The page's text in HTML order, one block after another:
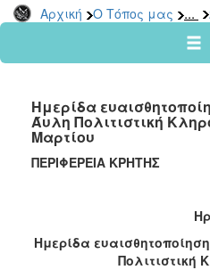
Αρχική Ο Τόπος μας ...
2026
2024
2022
2021
2020
2017
Ημερίδα
Άυλη Πολιτιστική
Μαρτίου
ΠΕΡΙΦΕΡΕΙΑ ΚΡΗΤΗΣ
Ημερίδα
Πολιτιστική